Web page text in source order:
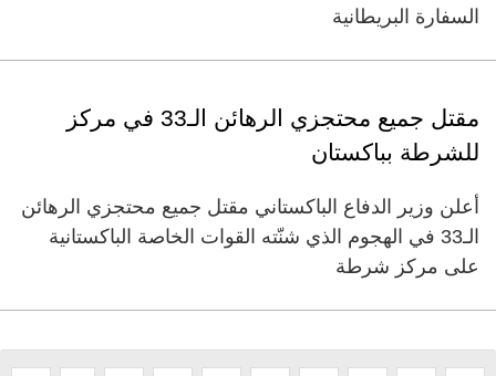
السفارة البريطانية
مقتل جميع محتجزي الرهائن الـ33 في مركز
للشرطة بباكستان
أعلن وزير الدفاع الباكستاني مقتل جميع محتجزي الرهائن
الـ33 في الهجوم الذي شنّته القوات الخاصة الباكستانية
على مركز شرطة